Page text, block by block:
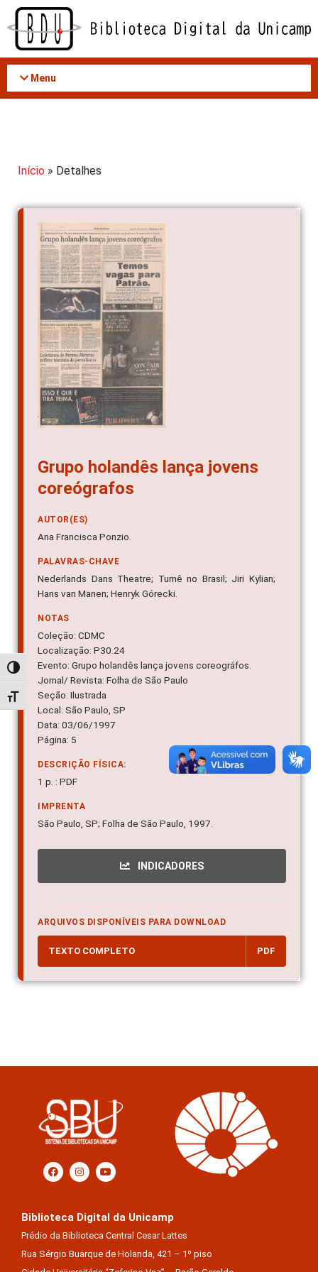
Acessar
conteúdo
Alternar alto contraste
Alternar tamanho da fonte
Menu
Início » Detalhes
Grupo holandês lança jovens
coreógrafos
AUTOR(ES)
Ana Francisca Ponzio.
PALAVRAS-CHAVE
Nederlands Dans Theatre; Turnê no Brasil; Jiri Kylian;
Hans van Manen; Henryk Górecki.
NOTAS
Coleção: CDMC
Localização: P30.24
Evento: Grupo holandês lança jovens coreográfos.
Jornal/ Revista: Folha de São Paulo
Seção: Ilustrada
Local: São Paulo, SP
Data: 03/06/1997
Página: 5
DESCRIÇÃO FÍSICA:
1 p. : PDF
IMPRENTA
São Paulo, SP; Folha de São Paulo, 1997.
INDICADORES
ARQUIVOS DISPONÍVEIS PARA DOWNLOAD
TEXTO COMPLETO PDF
Biblioteca Digital da Unicamp
Prédio da Biblioteca Central Cesar Lattes
Rua Sérgio Buarque de Holanda, 421 – 1º piso